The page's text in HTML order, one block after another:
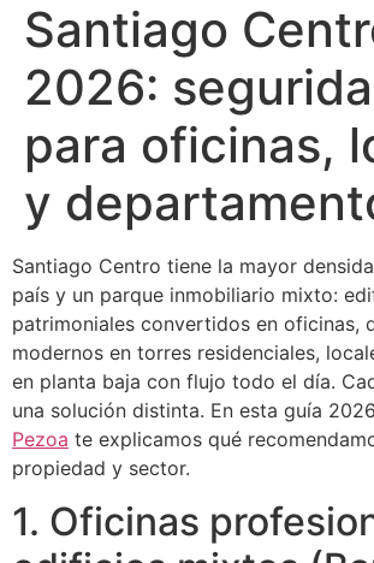
Santiago
2026:
para oficinas,
y
Santiago Centro tiene la mayor
país y un parque inmobiliario mixto:
patrimoniales convertidos en oficinas,
modernos en torres residenciales,
en planta baja con flujo todo el día.
una solución distinta. En esta guía
Pezoa te explicamos qué
propiedad y sector.
1. Oficinas